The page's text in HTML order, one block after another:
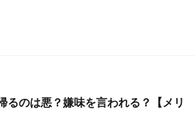
るのは悪？嫌味を言われる？【メリ